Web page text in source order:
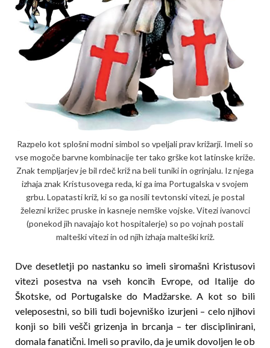
Razpelo kot splošni modni simbol so vpeljali prav križarji. Imeli so
vse mogoče barvne kombina­cije ter tako grške kot latinske križe.
Znak temp­ljarjev je bil rdeč križ na beli tuniki in ogrinjalu. Iz njega
izhaja znak Kristusovega reda, ki ga ima Portugalska v svojem
grbu. Lopatasti križ, ki so ga nosi­li tevtonski vitezi, je postal
železni križec pruske in kasneje nemške vojske. Vitezi ivanovci
(ponekod jih navajajo kot hospitalerje) so po vojnah pos­tali
malteški vitezi in od njih izhaja malteški križ.
Dve desetletji po nastanku so imeli siromašni Kristusovi
vitezi posestva na vseh koncih Evrope, od Italije do
Škotske, od Portugalske do Madžarske. A kot so bili
veleposestni, so bili tudi bojevniško izurjeni – celo njihovi
konji so bili vešči grizenja in brcanja – ter disciplinirani,
domala fanatični. Imeli so pravilo, da je umik dovoljen le ob